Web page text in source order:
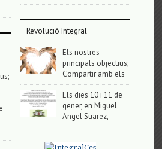
Revolució Integral
Els nostres
principals objectius;
Compartir amb els
Els dies 10 i 11 de
gener, en Miguel
Angel Suarez,